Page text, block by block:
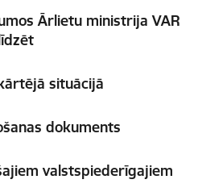
Ārlietu ministrija VAR
situācijā
dokuments
valstspiederīgajiem